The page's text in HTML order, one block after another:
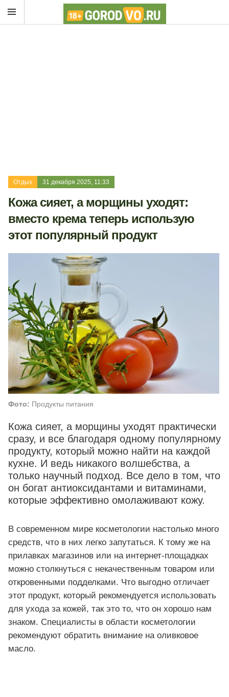
Отдых 31 декабря 2025, 11:33
Кожа сияет, а морщины уходят:
вместо крема теперь использую
этот популярный продукт
Фото: Продукты питания
Кожа сияет, а морщины уходят практически
сразу, и все благодаря одному популярному
продукту, который можно найти на каждой
кухне. И ведь никакого волшебства, а
только научный подход. Все дело в том, что
он богат антиоксидантами и витаминами,
которые эффективно омолаживают кожу.
В современном мире косметологии настолько много
средств, что в них легко запутаться. К тому же на
прилавках магазинов или на интернет-площадках
можно столкнуться с некачественным товаром или
откровенными подделками. Что выгодно отличает
этот продукт, который рекомендуется использовать
для ухода за кожей, так это то, что он хорошо нам
знаком. Специалисты в области косметологии
рекомендуют обратить внимание на оливковое
масло.